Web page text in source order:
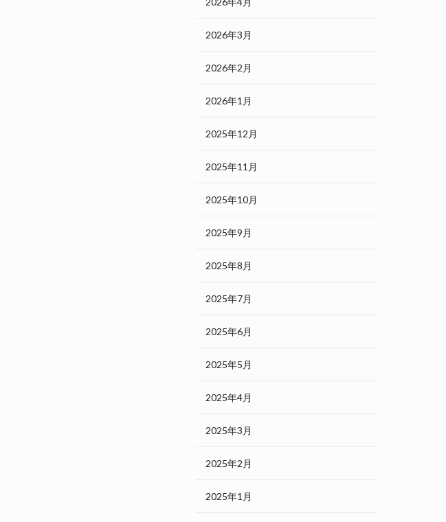
2026年3月
2026年2月
2026年1月
2025年12月
2025年11月
2025年10月
2025年9月
2025年8月
2025年7月
2025年6月
2025年5月
2025年4月
2025年3月
2025年2月
2025年1月